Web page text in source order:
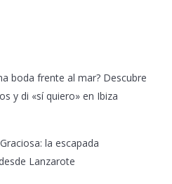
boda frente al mar? Descubre
y di «sí quiero» en Ibiza
la escapada
Lanzarote